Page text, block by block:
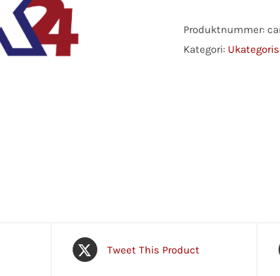
Produktnummer:
Kategori:
Tweet This Product